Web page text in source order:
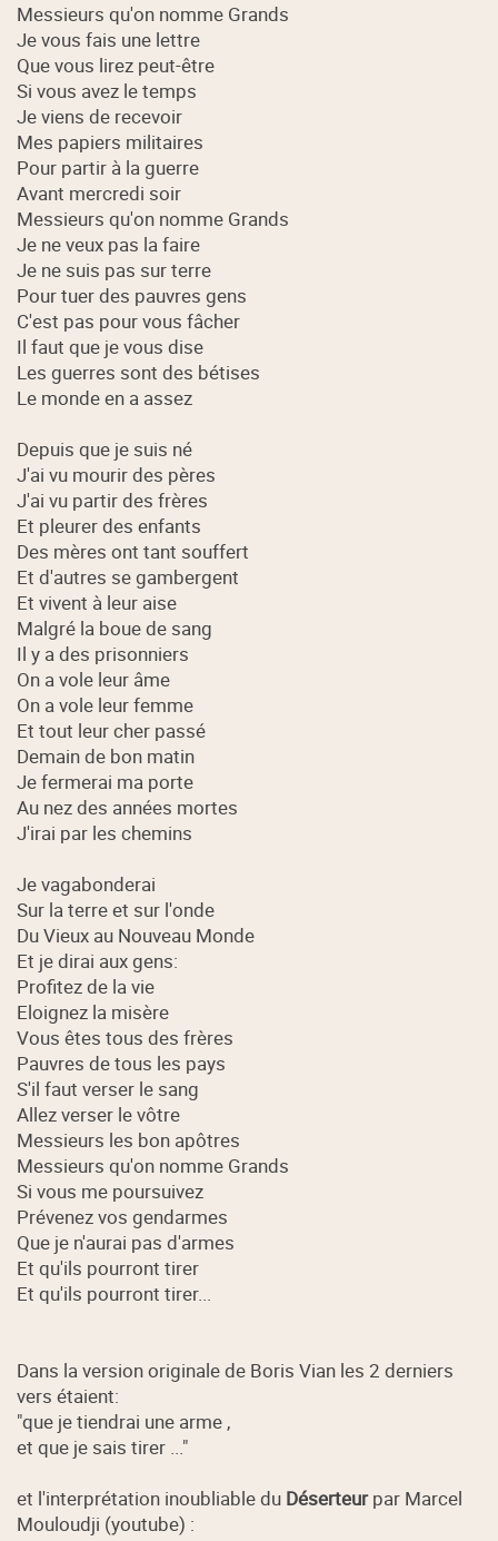
Messieurs qu'on nomme Grands
Je vous fais une lettre
Que vous lirez peut-être
Si vous avez le temps
Je viens de recevoir
Mes papiers militaires
Pour partir à la guerre
Avant mercredi soir
Messieurs qu'on nomme Grands
Je ne veux pas la faire
Je ne suis pas sur terre
Pour tuer des pauvres gens
C'est pas pour vous fâcher
Il faut que je vous dise
Les guerres sont des bétises
Le monde en a assez
Depuis que je suis né
J'ai vu mourir des pères
J'ai vu partir des frères
Et pleurer des enfants
Des mères ont tant souffert
Et d'autres se gambergent
Et vivent à leur aise
Malgré la boue de sang
Il y a des prisonniers
On a vole leur âme
On a vole leur femme
Et tout leur cher passé
Demain de bon matin
Je fermerai ma porte
Au nez des années mortes
J'irai par les chemins
Je vagabonderai
Sur la terre et sur l'onde
Du Vieux au Nouveau Monde
Et je dirai aux gens:
Profitez de la vie
Eloignez la misère
Vous êtes tous des frères
Pauvres de tous les pays
S'il faut verser le sang
Allez verser le vôtre
Messieurs les bon apôtres
Messieurs qu'on nomme Grands
Si vous me poursuivez
Prévenez vos gendarmes
Que je n'aurai pas d'armes
Et qu'ils pourront tirer
Et qu'ils pourront tirer...
Dans la version originale de Boris Vian les 2 derniers
vers étaient:
"que je tiendrai une arme ,
et que je sais tirer ..."
et l'interprétation inoubliable du Déserteurpar Marcel
Mouloudji (youtube) :